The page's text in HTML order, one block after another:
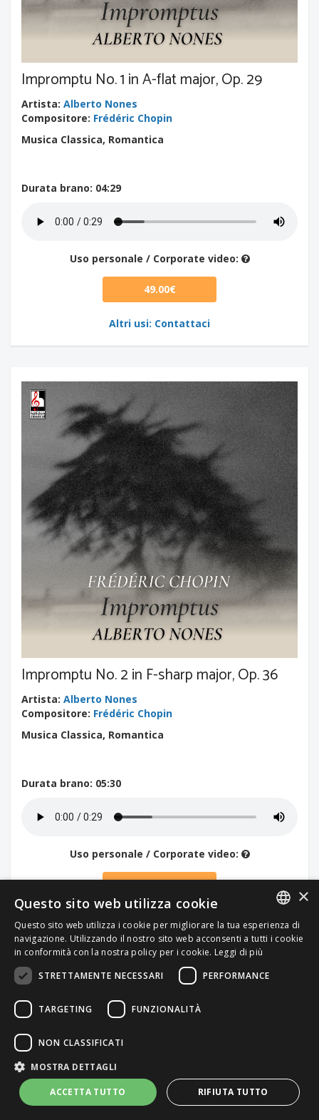
Impromptu No. 1 in A-flat major, Op. 29
Artista: Alberto Nones
Compositore: Frédéric Chopin
Musica Classica, Romantica
Durata brano: 04:29
Uso personale / Corporate video:
49.00€
Altri usi: Contattaci
Impromptu No. 2 in F-sharp major, Op. 36
Artista: Alberto Nones
Compositore: Frédéric Chopin
Musica Classica, Romantica
Durata brano: 05:30
Uso personale / Corporate video:
49.00€
Altri usi: Contattaci
ITALIAN
×
Questo sito web utilizza cookie
Questo sito web utilizza i cookie per migliorare la tua esperienza di
navigazione. Utilizzando il nostro sito web acconsenti a tutti i cookie
in conformità con la nostra policy per i cookie. Leggi di più
STRETTAMENTE NECESSARI
PERFORMANCE
TARGETING FUNZIONALITÀ
NON CLASSIFICATI
MOSTRA DETTAGLI
ACCETTA TUTTO RIFIUTA TUTTO